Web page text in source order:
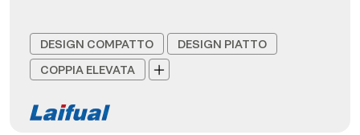
DESIGN COMPATTO
DESIGN PIATTO
COPPIA ELEVATA